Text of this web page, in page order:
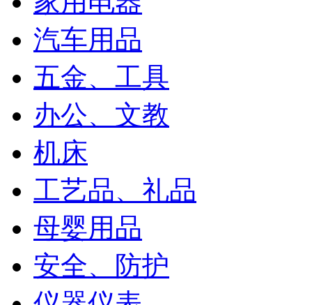
汽车用品
五金、工具
办公、文教
机床
工艺品、礼品
母婴用品
安全、防护